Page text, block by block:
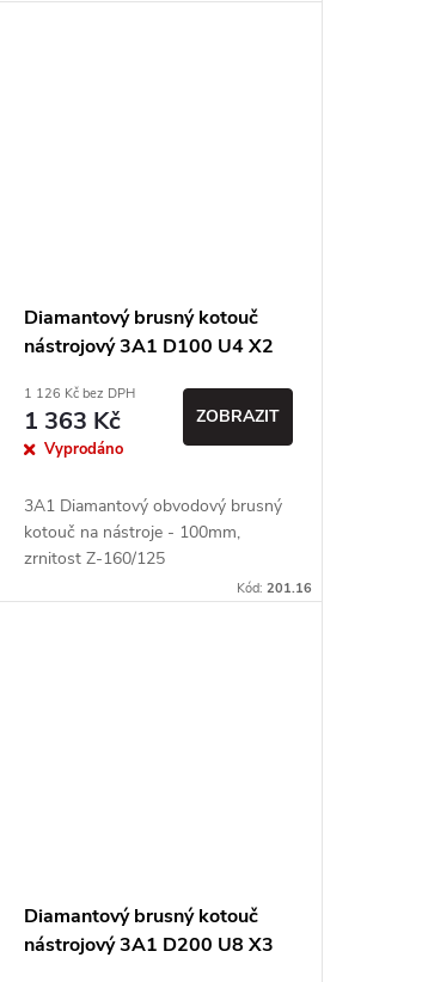
Diamantový brusný kotouč
nástrojový 3A1 D100 U4 X2
1 126 Kč bez DPH
1 363 Kč
Vyprodáno
ZOBRAZIT
3A1 Diamantový obvodový brusný
kotouč na nástroje - 100mm,
zrnitost Z-160/125
Kód: 201.16
Diamantový brusný kotouč
nástrojový 3A1 D200 U8 X3